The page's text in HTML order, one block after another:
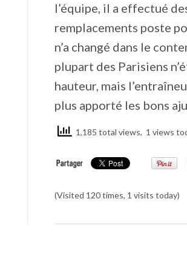
l’équipe, il a effectué
remplacements poste
n’a changé dans le
plupart des Parisiens
hauteur, mais
plus apporté les bons
1,185 total views, 1 views
(Visited 120 times, 1 visits today)